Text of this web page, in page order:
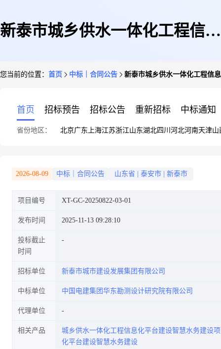
新泰市城乡供水一体化工程信息
您当前的位置： 首页 中标｜合同公告 新泰市城乡供水一体化工程信
首页 招标预告 招标公告 重新招标 中标通知
省份地区： 北京广东 上海江苏浙江山东湖北四川 河北河南天津山
2026-08-09 中标｜合同公告 山东省 泰安市 新泰市
项目编号 XT-GC-20250822-03-01
发布时间 2025-11-13 09:28:10
投标截止
时间
招标单位 新泰市城市建设发展集团有限公司
中标单位 中国电建集团华东勘测设计研究院有限公司
代理单位
相关产品
城乡供水一体化工程信息化平台建设智慧水务建设
化平台建设智慧水务建设